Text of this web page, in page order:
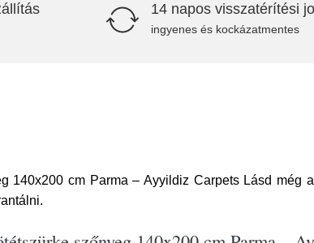
14 napos visszatérítési
ingyenes és kockázatmentes
140x200 cm Parma – Ayyildiz Carpets Lásd